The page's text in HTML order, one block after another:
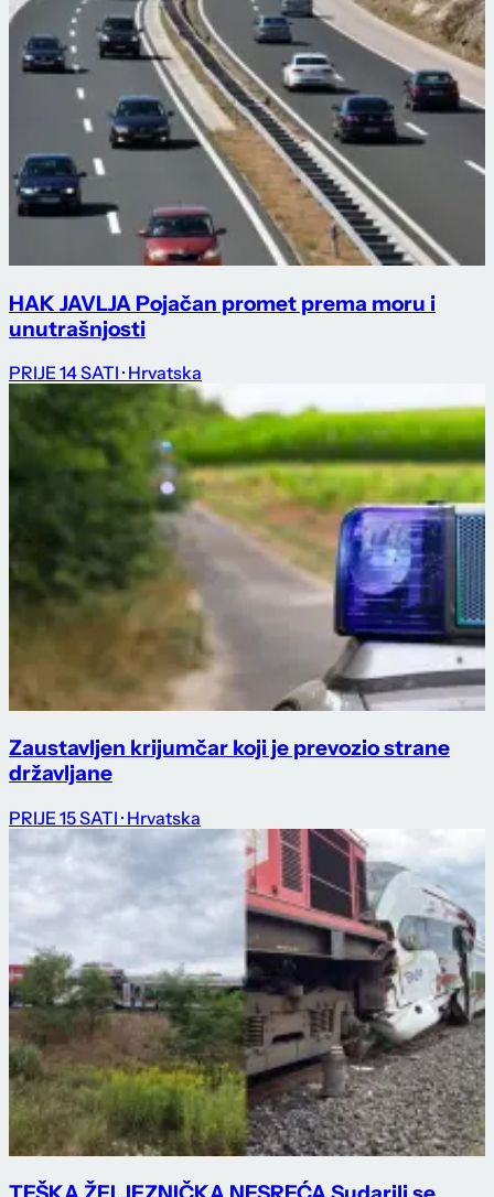
HAK JAVLJA Pojačan promet prema moru i
unutrašnjosti
PRIJE 14 SATI · Hrvatska
Zaustavljen krijumčar koji je prevozio strane
državljane
PRIJE 15 SATI · Hrvatska